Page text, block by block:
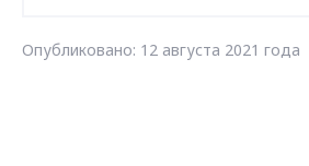
Опубликовано: 12 августа 2021 года